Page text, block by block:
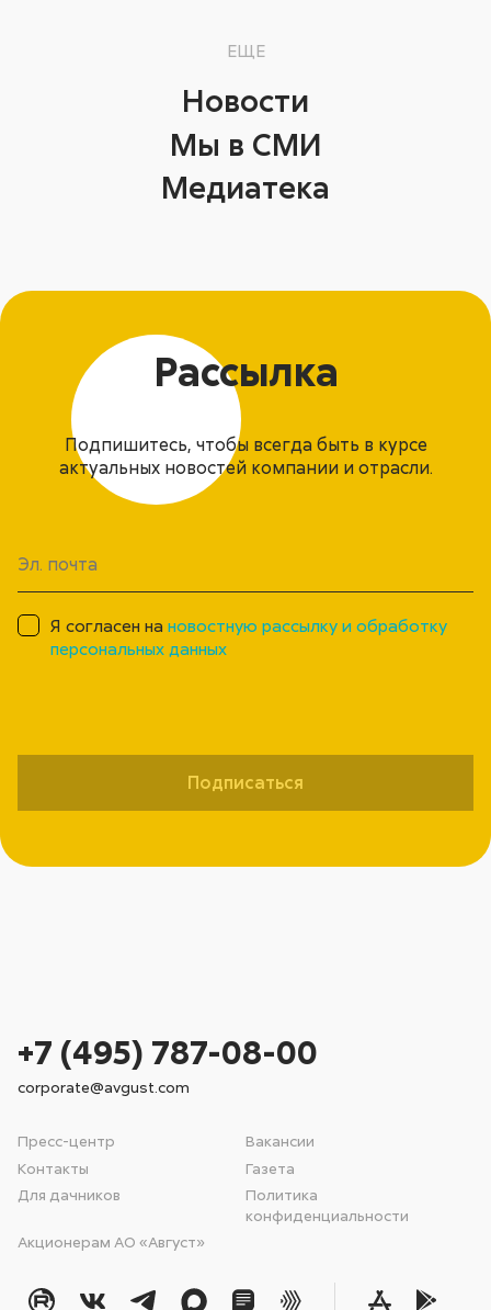
ЕЩЕ
Новости
Мы в СМИ
Медиатека
Рассылка
Подпишитесь, чтобы всегда быть в курсе
актуальных новостей компании и отрасли.
Я согласен нановостную рассылку и обработку
персональных данных
Подписаться
Пресс-центр
Вакансии
Контакты
Газета
Для дачников
Политика
конфиденциальности
Акционерам АО «Август»
+7 (495) 787-08-00
corporate@avgust.com